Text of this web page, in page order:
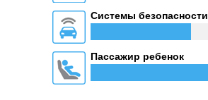
Системы безопасности
Пассажир ребенок